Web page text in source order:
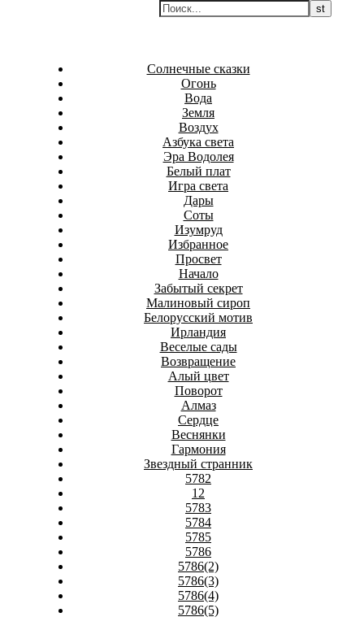
Солнечные сказки
Огонь
Вода
Земля
Воздух
Азбука света
Эра Водолея
Белый плат
Игра света
Дары
Соты
Изумруд
Избранное
Просвет
Начало
Забытый секрет
Малиновый сироп
Белорусский мотив
Ирландия
Веселые сады
Возвращение
Алый цвет
Поворот
Алмаз
Сердце
Веснянки
Гармония
Звездный странник
5782
12
5783
5784
5785
5786
5786(2)
5786(3)
5786(4)
5786(5)